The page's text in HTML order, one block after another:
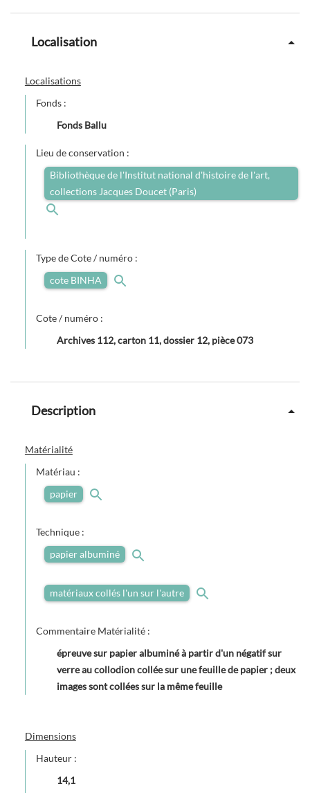
Localisation
Localisations
Fonds :
Fonds Ballu
Lieu de conservation :
Bibliothèque de l'Institut national d'histoire de l'art,
collections Jacques Doucet (Paris)
Type de Cote / numéro :
cote BINHA
Cote / numéro :
Archives 112, carton 11, dossier 12, pièce 073
Description
Matérialité
Matériau :
papier
Technique :
papier albuminé
matériaux collés l'un sur l'autre
Commentaire Matérialité :
épreuve sur papier albuminé à partir d'un négatif sur
verre au collodion collée sur une feuille de papier ; deux
images sont collées sur la même feuille
Dimensions
Hauteur :
14,1